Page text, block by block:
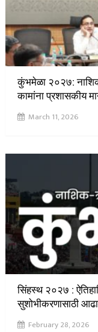
कुंभमेळा २०२७: नाशिक
कामांना प्रशासकीय
March 11, 2026
सिंहस्थ २०२७ :
सुशोभीकरणासाठी
February 28, 2026